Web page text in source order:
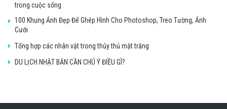
trong cuộc sống
100 Khung Ảnh Đẹp Để Ghép Hình Cho Photoshop, Treo Tường, Ảnh
Cưới
Tổng hợp các nhân vật trong thủy thủ mặt trăng
DU LỊCH NHẬT BẢN CẦN CHÚ Ý ĐIỀU GÌ?